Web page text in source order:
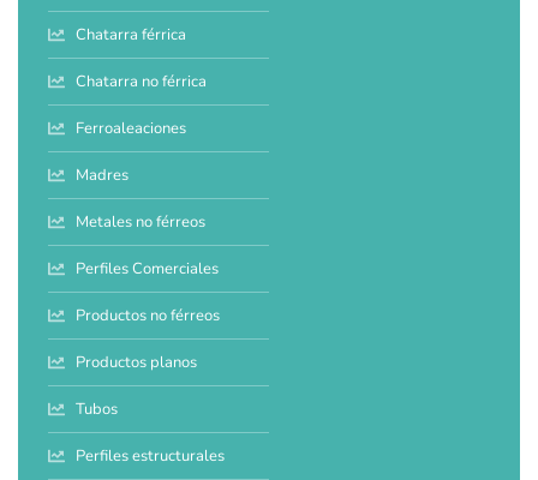
Chatarra férrica
Chatarra no férrica
Ferroaleaciones
Madres
Metales no férreos
Perfiles Comerciales
Productos no férreos
Productos planos
Tubos
Perfiles estructurales